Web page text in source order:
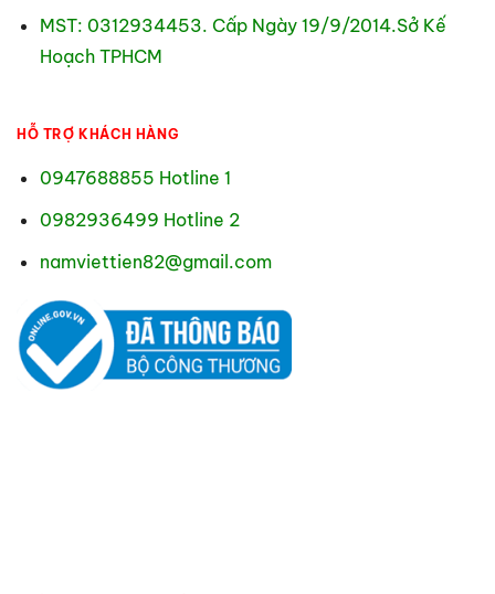
MST: 0312934453. Cấp Ngày 19/9/2014.Sở Kế
Hoạch TPHCM
HỖ TRỢ KHÁCH HÀNG
0947688855 Hotline 1
0982936499 Hotline 2
namviettien82@gmail.com